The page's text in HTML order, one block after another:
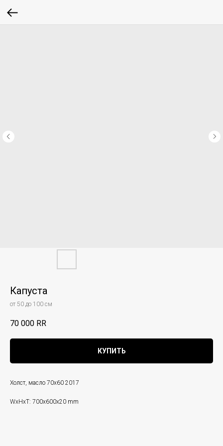
Капуста
от 50 до 100 см
70 000 RR
КУПИТЬ
Холст, масло 70х60 2017
WxHxT: 700x600x20 mm